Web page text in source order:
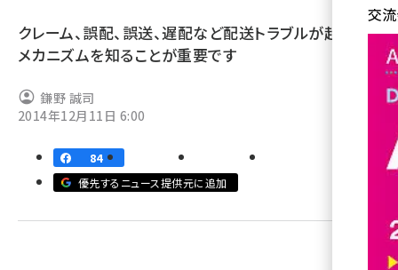
楽天 (1869)
ecbeing (1205)
アスクル (1115)
base (1070)
ビィ・フォアード (772)
revico (738)
クレーム、誤配、誤送、遅配など配送トラブルが起きる
メカニズムを知ることが重要です
鎌野 誠司
2014年12月11日 6:00
84
優先するニュース提供元に追加
交